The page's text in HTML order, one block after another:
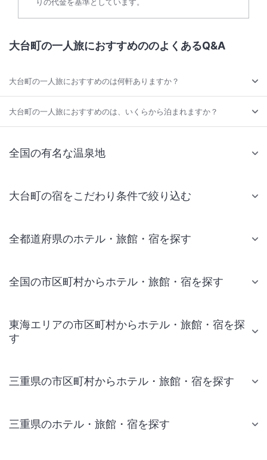
りの代金を基準としています。
大台町の一人旅におすすめののよくあるQ&A
大台町の一人旅におすすめのは何軒ありますか？
大台町の一人旅におすすめのは、いくらから泊まれますか？
全国の有名な温泉地
大台町の宿をこだわり条件で絞り込む
全都道府県のホテル・旅館・宿を探す
全国の市区町村からホテル・旅館・宿を探す
東海エリアの市区町村からホテル・旅館・宿を探
す
三重県の市区町村からホテル・旅館・宿を探す
三重県のホテル・旅館・宿を探す